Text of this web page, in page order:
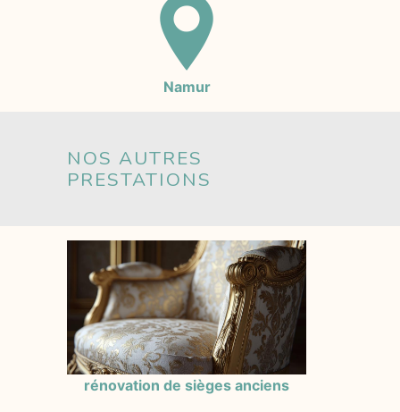
Namur
NOS AUTRES
PRESTATIONS
rénovation de sièges anciens